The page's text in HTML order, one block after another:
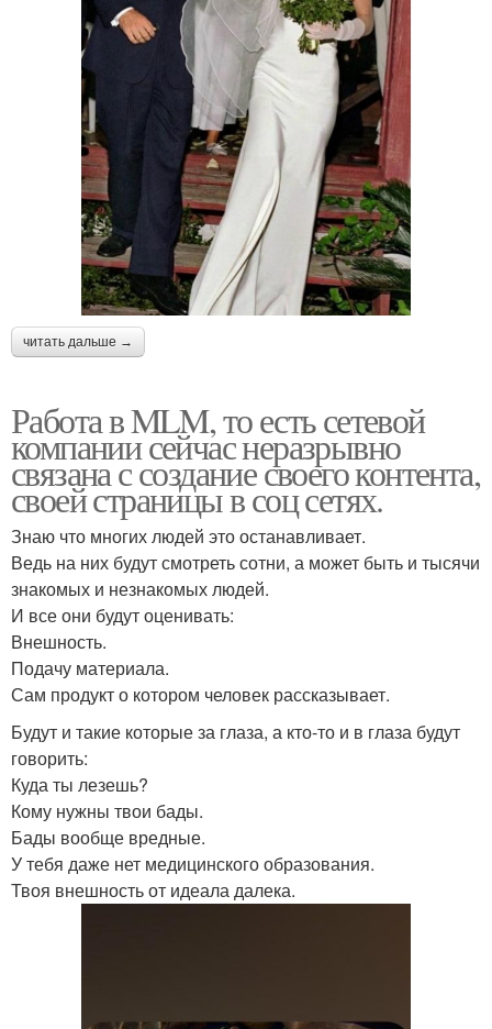
читать дальше →
Работа в MLM, то есть сетевой
компании сейчас неразрывно
связана с создание своего контента,
своей страницы в соц сетях.
Знаю что многих людей это останавливает.
Ведь на них будут смотреть сотни, а может быть и тысячи
знакомых и незнакомых людей.
И все они будут оценивать:
Внешность.
Подачу материала.
Сам продукт о котором человек рассказывает.
Будут и такие которые за глаза, а кто-то и в глаза будут
говорить:
Куда ты лезешь?
Кому нужны твои бады.
Бады вообще вредные.
У тебя даже нет медицинского образования.
Твоя внешность от идеала далека.